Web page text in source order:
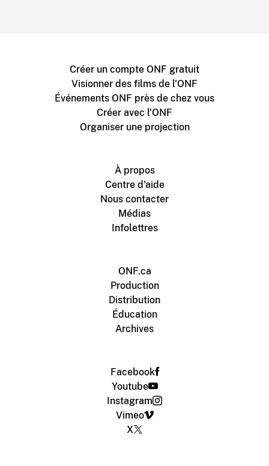
Créer un compte ONF gratuit
Visionner des films de l'ONF
Événements ONF près de chez vous
Créer avec l'ONF
Organiser une projection
À propos
Centre d'aide
Nous contacter
Médias
Infolettres
ONF.ca
Production
Distribution
Éducation
Archives
Facebook
Youtube
Instagram
Vimeo
X